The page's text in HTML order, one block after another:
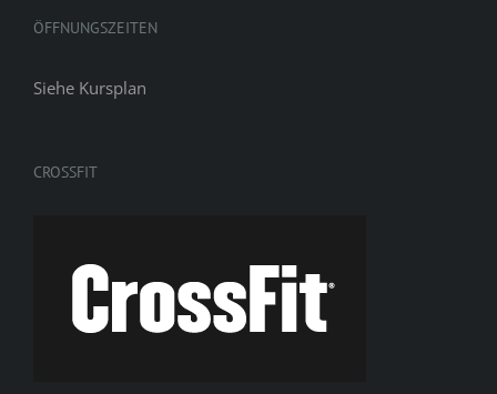
ÖFFNUNGSZEITEN
Siehe Kursplan
CROSSFIT